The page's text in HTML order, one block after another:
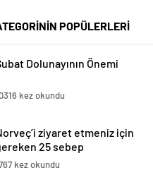
POPÜLERLERİ
Dolunayının Önemi
kez okundu
ziyaret etmeniz için
25 sebep
kez okundu